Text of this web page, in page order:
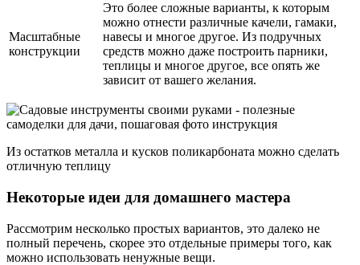
Масштабные
конструкции
Это более сложные варианты, к которым
можно отнести различные качели, гамаки,
навесы и многое другое. Из подручных
средств можно даже построить парники,
теплицы и многое другое, все опять же
зависит от вашего желания.
Из остатков металла и кусков поликарбоната можно сделать
отличную теплицу
Некоторые идеи для домашнего мастера
Рассмотрим несколько простых вариантов, это далеко не
полный перечень, скорее это отдельные примеры того, как
можно использовать ненужные вещи.